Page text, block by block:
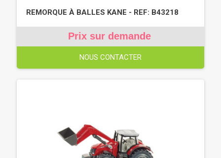
REMORQUE À BALLES KANE - REF: B43218
Prix sur demande
NOUS CONTACTER